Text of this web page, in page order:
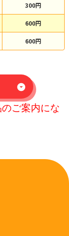
300円
600円
600円
arrow_drop_down_circle
ご案内にな